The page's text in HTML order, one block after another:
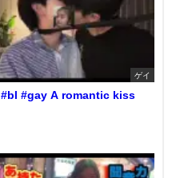
ゲイ
#bl #gay A romantic kiss